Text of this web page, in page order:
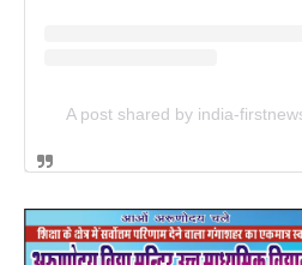
A post shared by india-